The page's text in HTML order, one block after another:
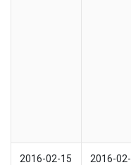
2016-02-15
2016-02-